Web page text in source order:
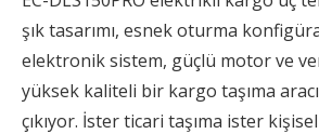
şık tasarımı, esnek oturma
elektronik sistem, güçlü motor ve
yüksek kaliteli bir kargo taşıma
çıkıyor. İster ticari taşıma ister